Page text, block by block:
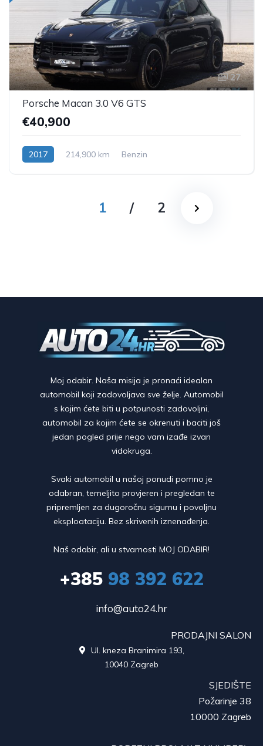
27
Porsche Macan 3.0 V6 GTS
€40,900
2017 214,900 km Benzin
1 / 2
Moj odabir. Naša misija je pronaći idealan
automobil koji zadovoljava sve želje. Automobil
s kojim ćete biti u potpunosti zadovoljni,
automobil za kojim ćete se okrenuti i baciti još
jedan pogled prije nego vam izađe izvan
vidokruga.
Svaki automobil u našoj ponudi pomno je
odabran, temeljito provjeren i pregledan te
pripremljen za dugoročnu sigurnu i povoljnu
eksploataciju. Bez skrivenih iznenađenja.
Naš odabir, ali u stvarnosti MOJ ODABIR!
+38598 392 622
info@auto24.hr
PRODAJNI SALON
Ul. kneza Branimira 193,
10040 Zagreb
SJEDIŠTE
Požarinje 38
10000 Zagreb